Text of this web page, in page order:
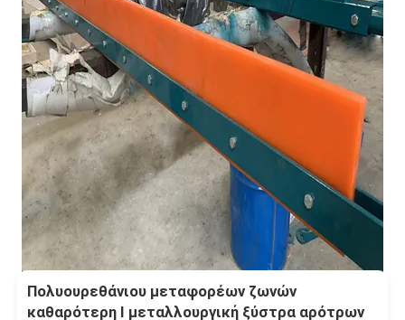
Πολυουρεθάνιου μεταφορέων ζωνών
καθαρότερη Ι μεταλλουργική ξύστρα αρότρων